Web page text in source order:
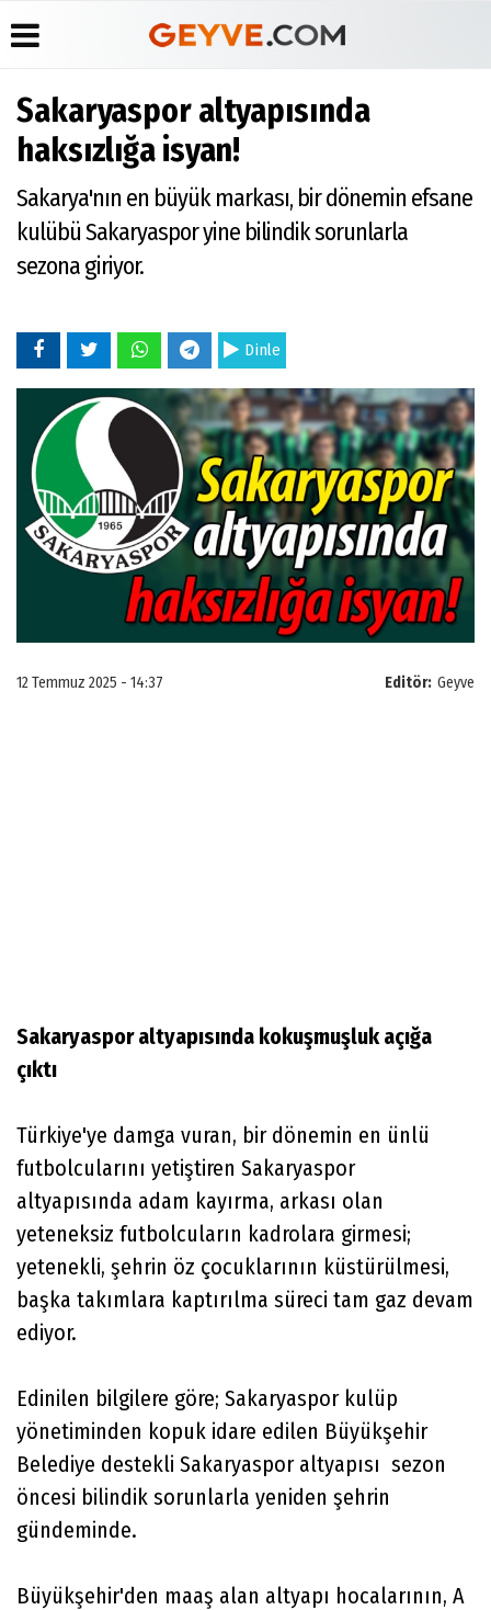
Üye Paneli
Haber
Günün
Haberleri
Anketler
Biyografiler
Video
Galeri
Foto
Medyabar.com
İletişim
Sakaryaspor altyapısında
haksızlığa isyan!
Sakarya'nın en büyük markası, bir dönemin efsane
kulübü Sakaryaspor yine bilindik sorunlarla
sezona giriyor.
Dinle
Editör: Geyve
12 Temmuz 2025 - 14:37
Sakaryaspor altyapısında kokuşmuşluk açığa
çıktı
Türkiye'ye damga vuran, bir dönemin en ünlü
futbolcularını yetiştiren Sakaryaspor
altyapısında adam kayırma, arkası olan
yeteneksiz futbolcuların kadrolara girmesi;
yetenekli, şehrin öz çocuklarının küstürülmesi,
başka takımlara kaptırılma süreci tam gaz devam
ediyor.
Edinilen bilgilere göre; Sakaryaspor kulüp
yönetiminden kopuk idare edilen Büyükşehir
Belediye destekli Sakaryaspor altyapısı sezon
öncesi bilindik sorunlarla yeniden şehrin
gündeminde.
Büyükşehir'den maaş alan altyapı hocalarının, A